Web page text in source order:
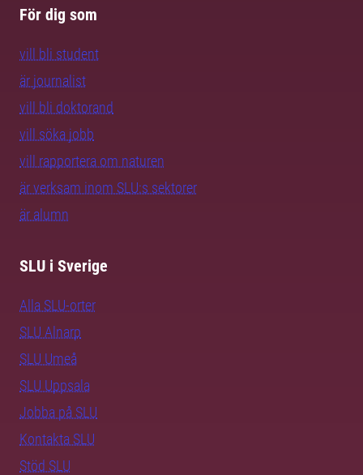
För dig som
vill bli student
är journalist
vill bli doktorand
vill söka jobb
vill rapportera om naturen
är verksam inom SLU:s sektorer
är alumn
SLU i Sverige
Alla SLU-orter
SLU Alnarp
SLU Umeå
SLU Uppsala
Jobba på SLU
Kontakta SLU
Stöd SLU